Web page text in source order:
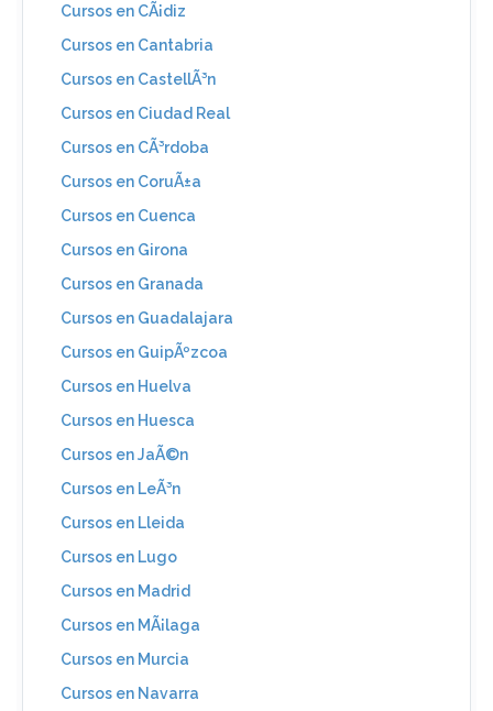
Cursos en CÃ¡diz
Cursos en Cantabria
Cursos en CastellÃ³n
Cursos en Ciudad Real
Cursos en CÃ³rdoba
Cursos en CoruÃ±a
Cursos en Cuenca
Cursos en Girona
Cursos en Granada
Cursos en Guadalajara
Cursos en GuipÃºzcoa
Cursos en Huelva
Cursos en Huesca
Cursos en JaÃ©n
Cursos en LeÃ³n
Cursos en Lleida
Cursos en Lugo
Cursos en Madrid
Cursos en MÃ¡laga
Cursos en Murcia
Cursos en Navarra